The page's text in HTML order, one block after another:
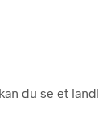
du se et